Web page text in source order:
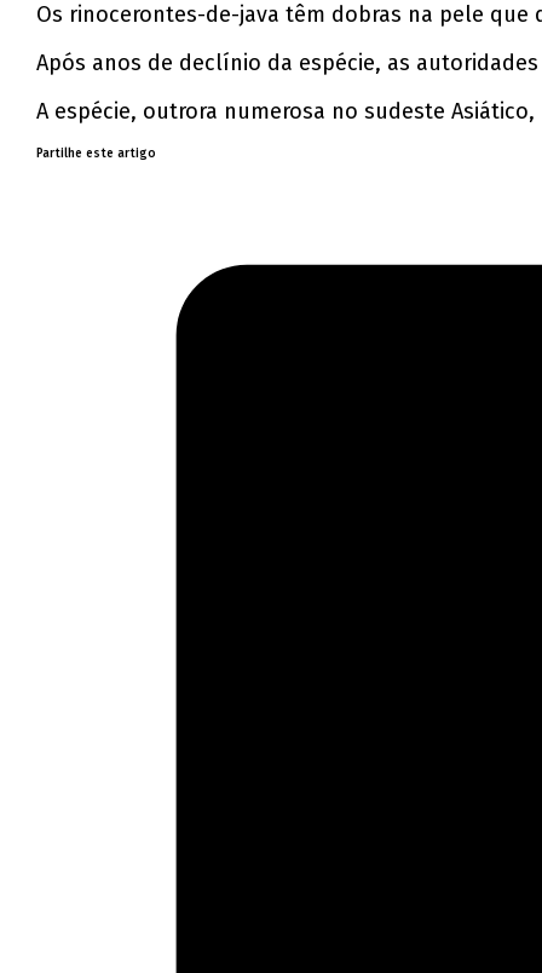
Os rinocerontes-de-java têm dobras na pele que
Após anos de declínio da espécie, as
A espécie, outrora numerosa no sudeste
Partilhe este artigo